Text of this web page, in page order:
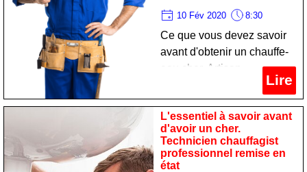
10 Fév 2020 8:30
Ce que vous devez savoir
avant d'obtenir un chauffe-
eau cher. Artisan
chauffagist expert remise
en état
Lire
L'essentiel à savoir avant
d'avoir un cher.
Technicien chauffagist
professionnel remise en
état